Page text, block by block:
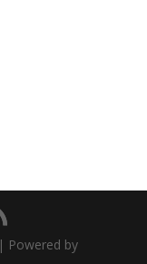
| Powered by